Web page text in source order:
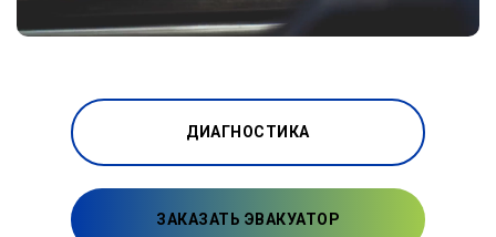
ДИАГНОСТИКА
ЗАКАЗАТЬ ЭВАКУАТОР